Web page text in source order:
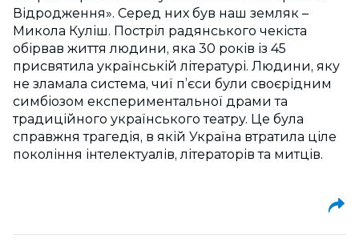
Відродження». Серед них був наш земляк –
Микола Куліш. Постріл радянського чекіста
обірвав життя людини, яка 30 років із 45
присвятила українській літературі. Людини, яку
не зламала система, чиї п’єси були своєрідним
симбіозом експериментальної драми та
традиційного українського театру. Це була
справжня трагедія, в якій Україна втратила ціле
покоління інтелектуалів, літераторів та митців.